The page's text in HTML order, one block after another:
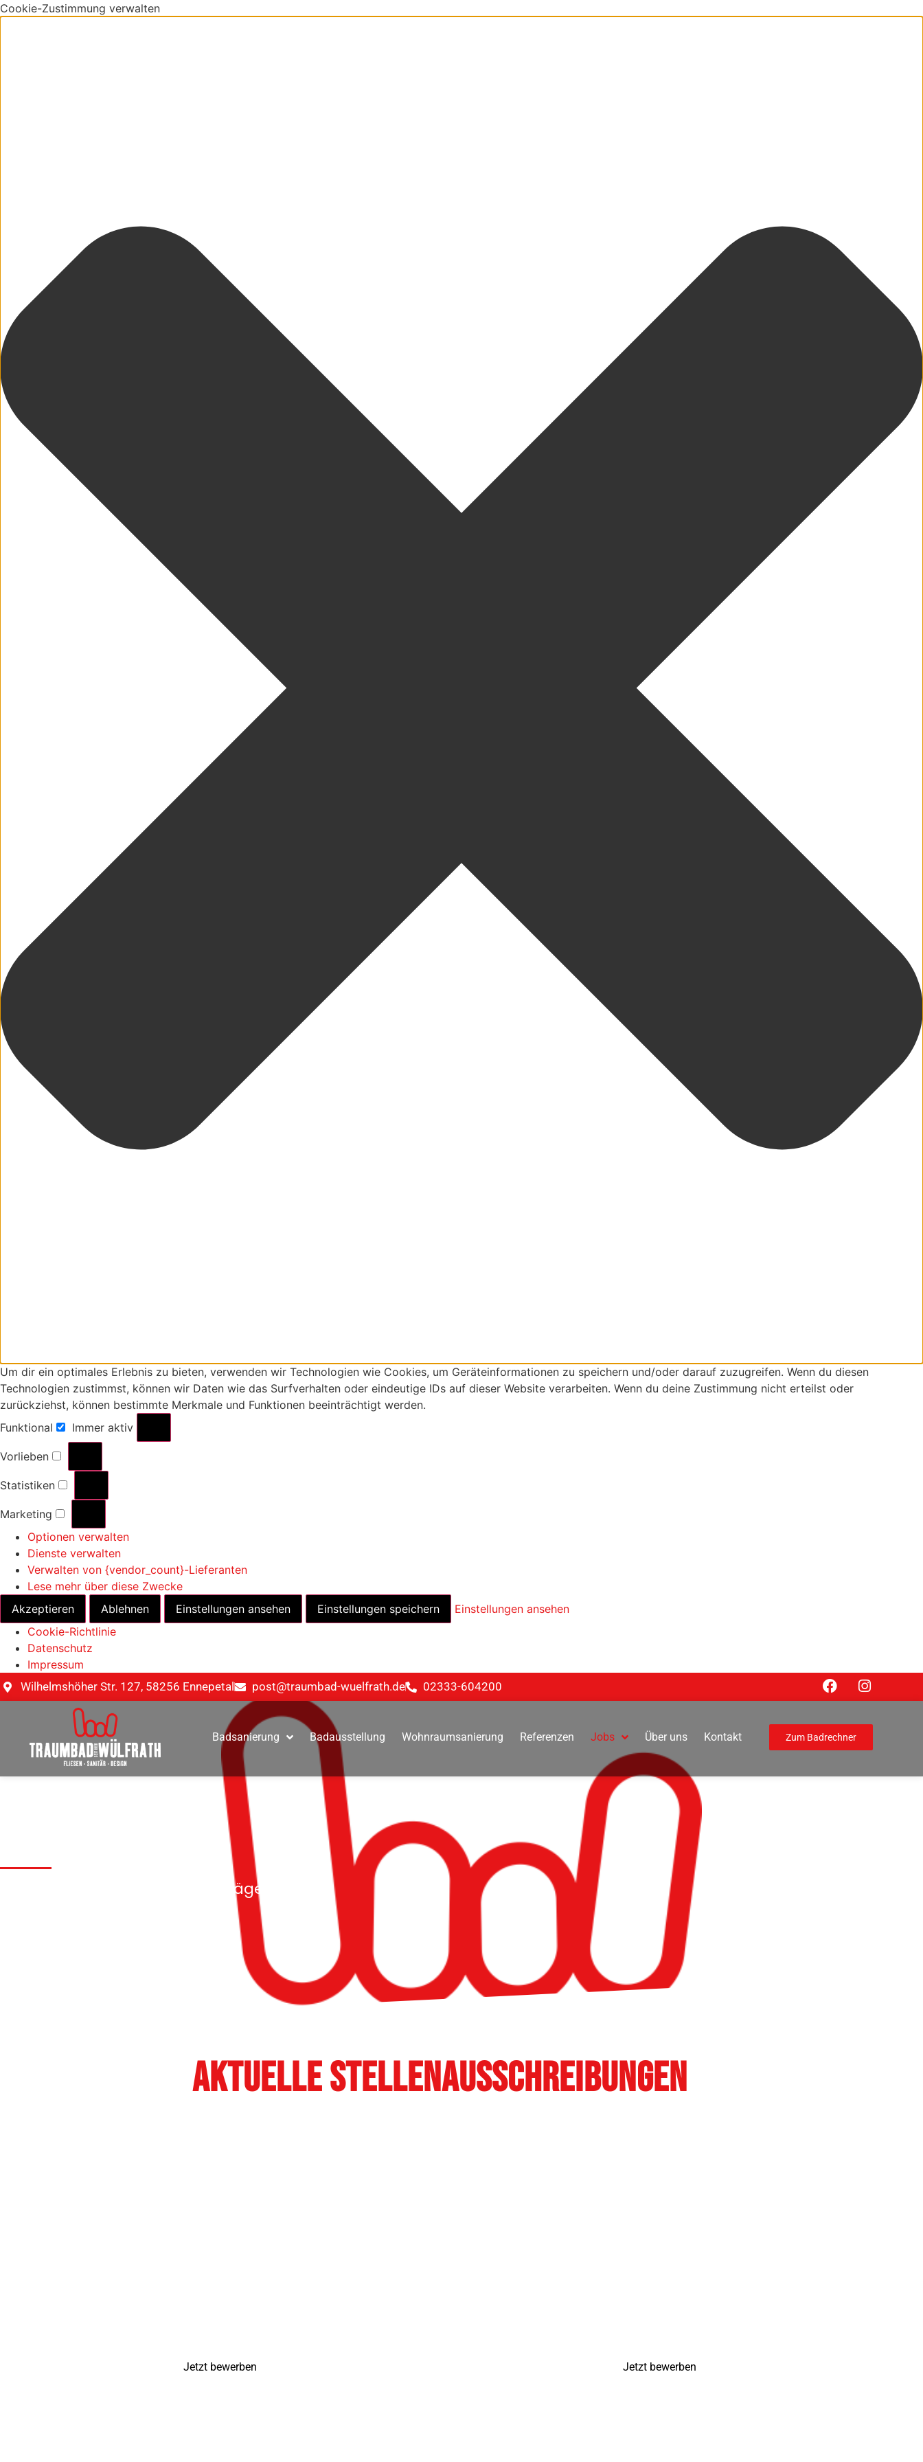
Cookie-Zustimmung verwalten
Um dir ein optimales Erlebnis zu bieten, verwenden wir Technologien wie Cookies, um Geräteinformationen zu speichern und/oder darauf zuzugreifen. Wenn du diesen
Technologien zustimmst, können wir Daten wie das Surfverhalten oder eindeutige IDs auf dieser Website verarbeiten. Wenn du deine Zustimmung nicht erteilst oder
zurückziehst, können bestimmte Merkmale und Funktionen beeinträchtigt werden.
Funktional
Immer aktiv
Vorlieben
Statistiken
Marketing
Optionen verwalten
Dienste verwalten
Verwalten von {vendor_count}-Lieferanten
Lese mehr über diese Zwecke
Akzeptieren
Ablehnen Einstellungen ansehen Einstellungen speichern
Einstellungen ansehen
Cookie-Richtlinie
Datenschutz
Impressum
Wilhelmshöher Str. 127, 58256 Ennepetal
post@traumbad-wuelfrath.de 02333-604200
Badsanierung Badausstellung Wohnraumsanierung Referenzen Jobs Über uns Kontakt Zum Badrechner
Rock mit uns spannende Aufträge!
Aktuelle Stellenausschreibungen
Jetzt bewerben Jetzt bewerben